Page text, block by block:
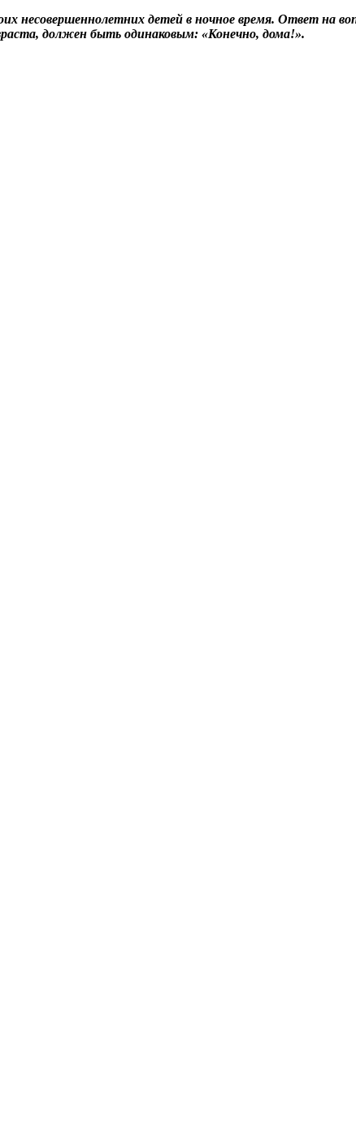
несовершеннолетних детей в ночное время. Ответ на
должен быть одинаковым: «Конечно, дома!».